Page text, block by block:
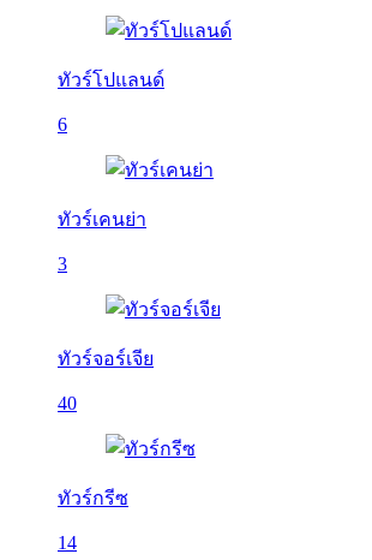
ทัวร์โปแลนด์
6
ทัวร์เคนย่า
3
ทัวร์จอร์เจีย
40
ทัวร์กรีซ
14